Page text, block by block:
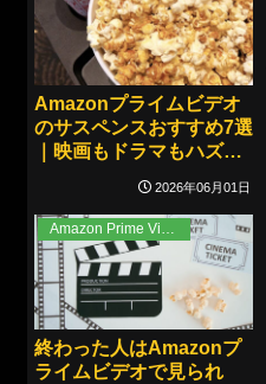
Amazonプライムビデオ
のサスペンスおすすめ7選
｜映画もドラマもハズレ
を避けて選べる！
2026年06月01日
終わった人はAmazonプ
ライムビデオで見られ